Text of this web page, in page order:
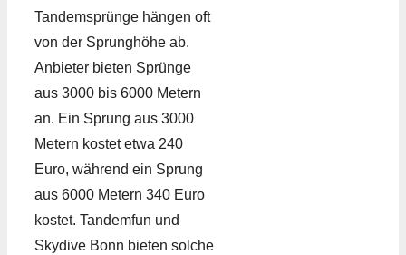
Tandemsprünge hängen oft
von der Sprunghöhe ab.
Anbieter bieten Sprünge
aus 3000 bis 6000 Metern
an. Ein Sprung aus 3000
Metern kostet etwa 240
Euro, während ein Sprung
aus 6000 Metern 340 Euro
kostet. Tandemfun und
Skydive Bonn bieten solche